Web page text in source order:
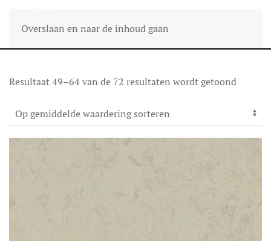
Overslaan en naar de inhoud gaan
Resultaat 49–64 van de 72 resultaten wordt getoond